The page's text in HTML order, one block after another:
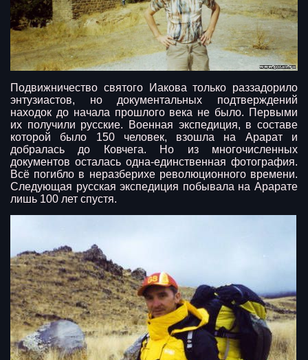
Подвижничество святого Иакова только раззадорило
энтузиастов, но документальных подтверждений
находок до начала прошлого века не было. Первыми
их получили русские. Военная экспедиция, в составе
которой было 150 человек, взошла на Арарат и
добралась до Ковчега. Но из многочисленных
документов осталась одна-единственная фотография.
Всё погибло в неразберихе революционного времени.
Следующая русская экспедиция побывала на Арарате
лишь 100 лет спустя.